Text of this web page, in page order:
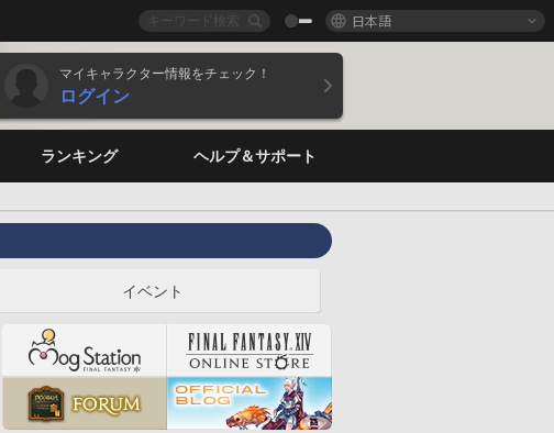
日本語
マイキャラクター情報をチェック！
ログイン
ランキング ヘルプ＆サポート
イベント